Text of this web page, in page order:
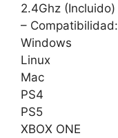
2.4Ghz (Incluido)
– Compatibilidad:
Windows
Linux
Mac
PS4
PS5
XBOX ONE